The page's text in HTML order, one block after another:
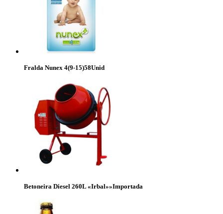
Fralda Nunex 4(9-15)58Unid
Betoneira Diesel 260L «Irbal»»Importada